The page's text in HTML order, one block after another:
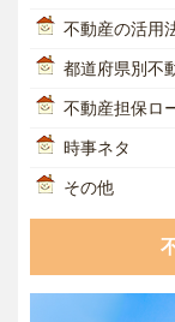
不動産の活用
都道府県別不
不動産担保ロ
時事ネタ
その他